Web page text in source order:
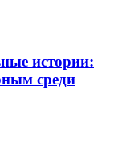
истории:
среди